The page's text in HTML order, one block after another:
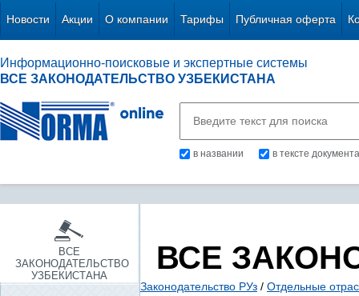
Новости Акции О компании Тарифы Публичная оферта
Информационно-поисковые и экспертные системы
ВСЕ ЗАКОНОДАТЕЛЬСТВО УЗБЕКИСТАНА
в названии в тексте документа
ВСЕ
ЗАКОНОДАТЕЛЬСТВО
УЗБЕКИСТАНА
ВСЕ
Законодательство РУз / Отдельные